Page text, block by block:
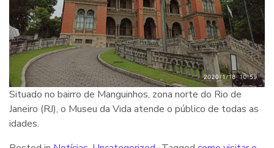
Situado no bairro de Manguinhos, zona norte do Rio de
Janeiro (RJ), o Museu da Vida atende o público de todas as
idades.